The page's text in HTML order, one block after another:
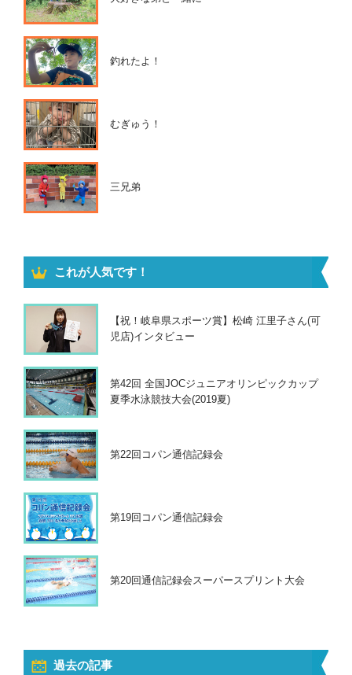
釣れたよ！
むぎゅう！
三兄弟
これが人気です！
【祝！岐阜県スポーツ賞】松崎 江里子さん(可
児店)インタビュー
第42回 全国JOCジュニアオリンピックカップ
夏季水泳競技大会(2019夏)
第22回コパン通信記録会
第19回コパン通信記録会
第20回通信記録会スーパースプリント大会
過去の記事